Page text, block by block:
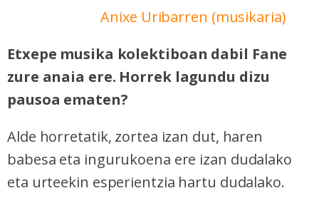
Anixe Uribarren (musikaria)
Etxepe musika kolektiboan dabil Fane
zure anaia ere. Horrek lagundu dizu
pausoa ematen?
Alde horretatik, zortea izan dut, haren
babesa eta ingurukoena ere izan dudalako
eta urteekin esperientzia hartu dudalako.